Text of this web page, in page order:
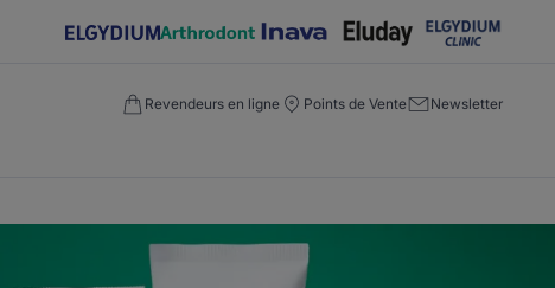
Revendeurs en ligne Points de Vente Newsletter